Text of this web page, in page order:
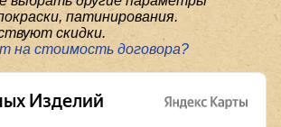
патинирования.
скидки.
на стоимость договора?